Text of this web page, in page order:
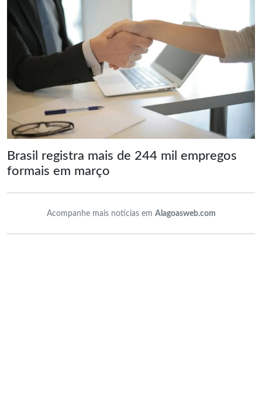
Brasil registra mais de 244 mil empregos
formais em março
Acompanhe mais notícias em Alagoasweb.com